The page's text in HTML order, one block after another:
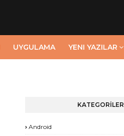
UYGULAMA YENI YAZILAR
KATEGORİLER
Android